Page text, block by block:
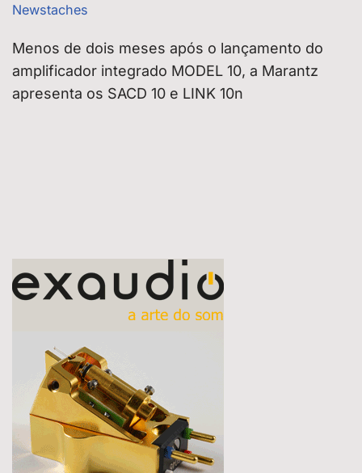
Newstaches
Menos de dois meses após o lançamento do
amplificador integrado MODEL 10, a Marantz
apresenta os SACD 10 e LINK 10n